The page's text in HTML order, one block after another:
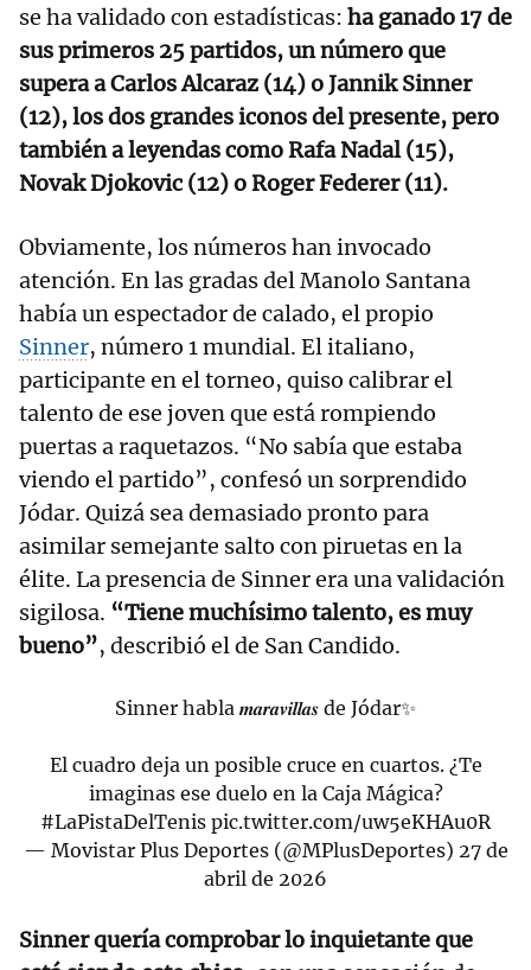
se ha validado con estadísticas: ha ganado 17 de
sus primeros 25 partidos, un número que
supera a Carlos Alcaraz (14) o Jannik Sinner
(12), los dos grandes iconos del presente, pero
también a leyendas como Rafa Nadal (15),
Novak Djokovic (12) o Roger Federer (11).
Obviamente, los números han invocado
atención. En las gradas del Manolo Santana
había un espectador de calado, el propio
Sinner, número 1 mundial. El italiano,
participante en el torneo, quiso calibrar el
talento de ese joven que está rompiendo
puertas a raquetazos. “No sabía que estaba
viendo el partido”, confesó un sorprendido
Jódar. Quizá sea demasiado pronto para
asimilar semejante salto con piruetas en la
élite. La presencia de Sinner era una validación
sigilosa. “Tiene muchísimo talento, es muy
bueno”, describió el de San Candido.
Sinner habla 𝒎𝒂𝒓𝒂𝒗𝒊𝒍𝒍𝒂𝒔 de Jódar✨
El cuadro deja un posible cruce en cuartos. ¿Te
imaginas ese duelo en la Caja Mágica?
#LaPistaDelTenis pic.twitter.com/uw5eKHAu0R
— Movistar Plus Deportes (@MPlusDeportes) 27 de
abril de 2026
Sinner quería comprobar lo inquietante que